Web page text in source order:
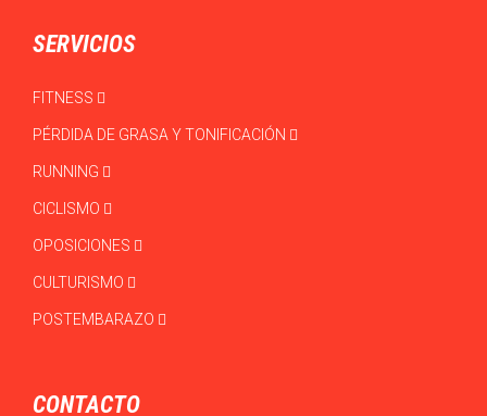
SERVICIOS
FITNESS
PÉRDIDA DE GRASA Y TONIFICACIÓN
RUNNING
CICLISMO
OPOSICIONES
CULTURISMO
POSTEMBARAZO
CONTACTO